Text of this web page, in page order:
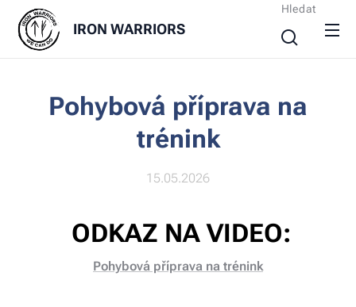
IRON WARRIORS
Hledat
Pohybová příprava na
trénink
15.05.2026
ODKAZ NA VIDEO:
Pohybová příprava na trénink